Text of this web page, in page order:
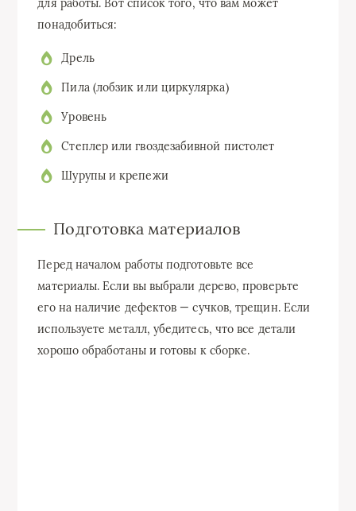
для работы. Вот список того, что вам может
понадобиться:
Дрель
Пила (лобзик или циркулярка)
Уровень
Степлер или гвоздезабивной пистолет
Шурупы и крепежи
Подготовка материалов
Перед началом работы подготовьте все
материалы. Если вы выбрали дерево, проверьте
его на наличие дефектов — сучков, трещин. Если
используете металл, убедитесь, что все детали
хорошо обработаны и готовы к сборке.